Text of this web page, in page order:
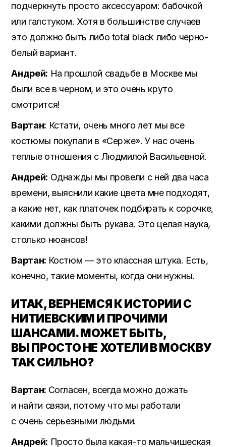
подчеркнуть просто аксессуаром: бабочкой
или галстуком. Хотя в большинстве случаев
это должно быть либо total black либо черно-
белый вариант.
Андрей: На прошлой свадьбе в Москве мы
были все в черном, и это очень круто
смотрится!
Вартан: Кстати, очень много лет мы все
костюмы покупали в «Серже». У нас очень
теплые отношения с Людмилой Васильевной.
Андрей: Однажды мы провели с ней два часа
времени, выяснили какие цвета мне подходят,
а какие нет, как платочек подбирать к сорочке,
какими должны быть рукава. Это целая наука,
столько нюансов!
Вартан: Костюм — это классная штука. Есть,
конечно, такие моменты, когда они нужны.
ИТАК, ВЕРНЕМСЯ К ИСТОРИИ С
НИТИЕВСКИМ И ПРОЧИМИ
ШАНСАМИ. МОЖЕТ БЫТЬ,
ВЫ ПРОСТО НЕ ХОТЕЛИ В МОСКВУ
ТАК СИЛЬНО?
Вартан: Согласен, всегда можно дожать
и найти связи, потому что мы работали
с очень серьезными людьми.
Андрей: Просто была какая-то мальчишеская